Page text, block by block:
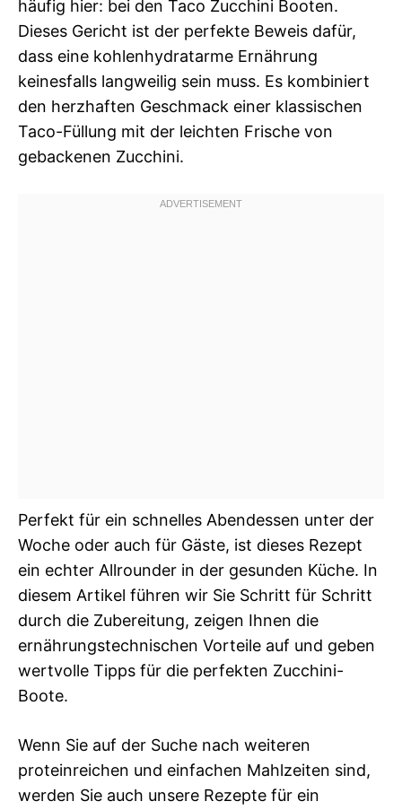
häufig hier: bei den Taco Zucchini Booten.
Dieses Gericht ist der perfekte Beweis dafür,
dass eine kohlenhydratarme Ernährung
keinesfalls langweilig sein muss. Es kombiniert
den herzhaften Geschmack einer klassischen
Taco-Füllung mit der leichten Frische von
gebackenen Zucchini.
Perfekt für ein schnelles Abendessen unter der
Woche oder auch für Gäste, ist dieses Rezept
ein echter Allrounder in der gesunden Küche. In
diesem Artikel führen wir Sie Schritt für Schritt
durch die Zubereitung, zeigen Ihnen die
ernährungstechnischen Vorteile auf und geben
wertvolle Tipps für die perfekten Zucchini-
Boote.
Wenn Sie auf der Suche nach weiteren
proteinreichen und einfachen Mahlzeiten sind,
werden Sie auch unsere Rezepte für ein